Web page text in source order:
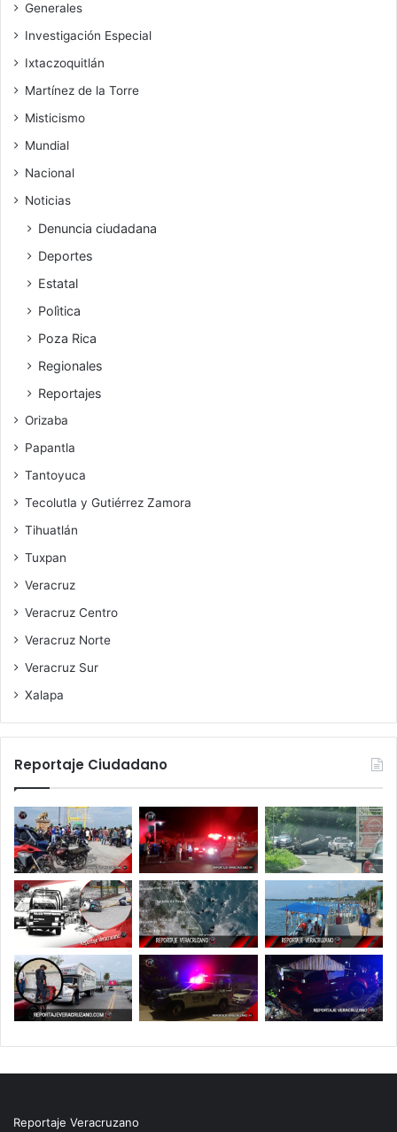
Generales
Investigación Especial
Ixtaczoquitlán
Martínez de la Torre
Misticismo
Mundial
Nacional
Noticias
Denuncia ciudadana
Deportes
Estatal
Polìtica
Poza Rica
Regionales
Reportajes
Orizaba
Papantla
Tantoyuca
Tecolutla y Gutiérrez Zamora
Tihuatlán
Tuxpan
Veracruz
Veracruz Centro
Veracruz Norte
Veracruz Sur
Xalapa
Reportaje Ciudadano
Reportaje Veracruzano